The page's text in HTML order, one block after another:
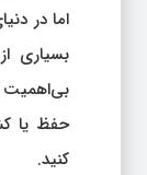
اما در
بسیاری
بی‌اهمیت
حفظ یا
کنید.